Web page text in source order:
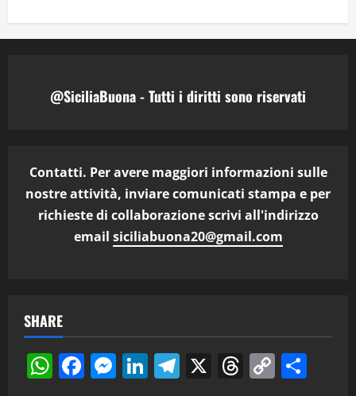
@SiciliaBuona - Tutti i diritti sono riservati
Contatti. Per avere maggiori informazioni sulle
nostre attività, inviare comunicati stampa e per
richieste di collaborazione scrivi all'indirizzo
email siciliabuona20@gmail.com
SHARE
WhatsApp
Facebook
Messenger
LinkedIn
Telegram
X Threads
Copy